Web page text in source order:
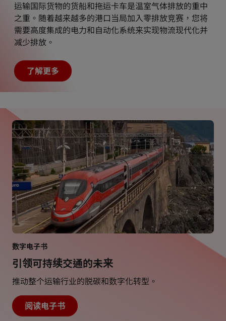
运输国际货物的货船和拖运卡车是温室气体排放的重中
之重。随着越来越多的港口当局加入零排放竞赛，您将
需要高度集成的电力和自动化系统来实现物流现代化并
减少排放。
了解更多
数字电子书
引领可持续交通的未来
推动整个运输行业的脱碳和数字化转型。
阅读电子书